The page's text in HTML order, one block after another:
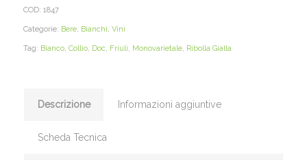
COD: 1847
Categorie: Bere, Bianchi, Vini
Tag: Bianco, Collio, Doc, Friuli, Monovarietale, Ribolla Gialla
Descrizione Informazioni aggiuntive
Scheda Tecnica